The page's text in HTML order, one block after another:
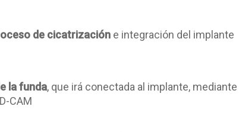
de cicatrizacióne integración del implante
la funda, que irá conectada al implante, mediante
CAM